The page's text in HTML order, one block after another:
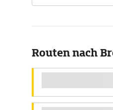
Routen nach